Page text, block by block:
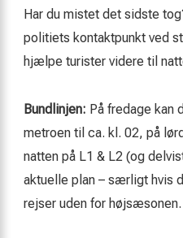
Har du mistet det sidste
politiets kontaktpunkt ved
hjælpe turister videre til
Bundlinjen: På fredage kan
metroen til ca. kl. 02, på
natten på L1 & L2 (og
aktuelle plan – særligt hvis
rejser uden for højsæsonen.